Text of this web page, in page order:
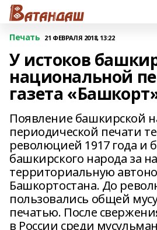
Печать 21 ФЕВРАЛЯ 2018, 13:22
У истоков
национальной
газета
Появление башкирской
периодической печати
революцией 1917 года и
башкирского народа за
территориальную
Башкортостана. До
пользовались общей
печатью. После
в России среди